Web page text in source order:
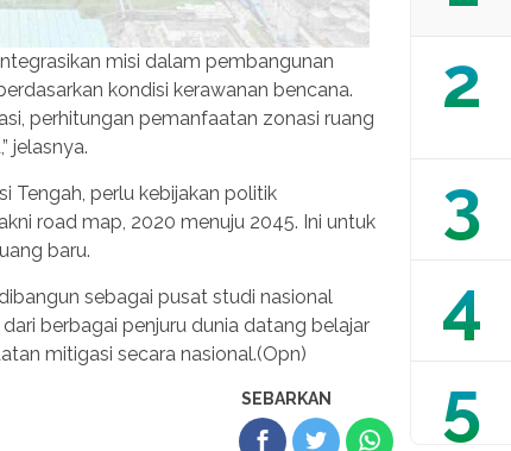
misi dalam pembangunan
kondisi kerawanan bencana.
perhitungan pemanfaatan zonasi ruang
jelasnya.
Tengah, perlu kebijakan politik
road map, 2020 menuju 2045. Ini untuk
baru.
sebagai pusat studi nasional
berbagai penjuru dunia datang belajar
mitigasi secara nasional.(Opn)
SEBARKAN
2
3
4
5